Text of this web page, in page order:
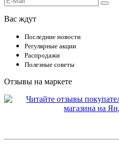
Вас ждут
Последние новости
Регулярные акции
Распродажи
Полезные советы
Отзывы на маркете